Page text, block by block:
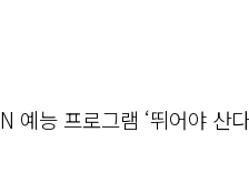
예능 프로그램 ‘뛰어야 산